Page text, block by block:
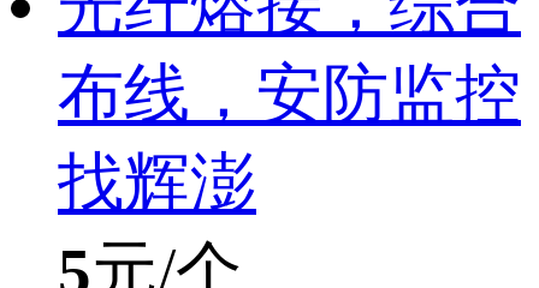
布线，安防监控
找辉澎
5元/个